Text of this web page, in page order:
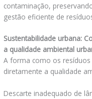
contaminação,
gestão eficiente de
Sustentabilidade urbana:
a qualidade ambiental
A forma como os
diretamente a qualidade
Descarte inadequado de